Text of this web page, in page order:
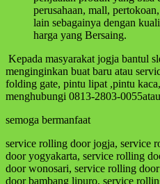
perusahaan, mall,
lain sebagainya dengan
harga yang Bersaing.
Kepada masyarakat jogja bantul
menginginkan buat baru atau
folding gate, pintu lipat ,pintu
menghubungi 0813-2803-
semoga bermanfaat
service rolling door jogja, service
door yogyakarta, service rolling
door wonosari, service rolling
door bambang lipuro, service